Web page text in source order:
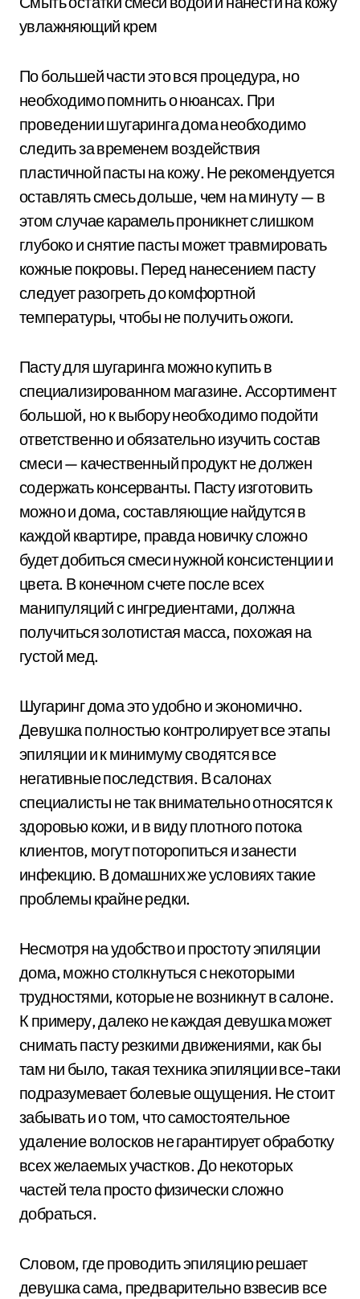
увлажняющий крем
По большей части это вся процедура, но
необходимо помнить о нюансах. При
проведении шугаринга дома необходимо
следить за временем воздействия
пластичной пасты на кожу. Не рекомендуется
оставлять смесь дольше, чем на минуту — в
этом случае карамель проникнет слишком
глубоко и снятие пасты может травмировать
кожные покровы. Перед нанесением пасту
следует разогреть до комфортной
температуры, чтобы не получить ожоги.
Пасту для шугаринга можно купить в
специализированном магазине. Ассортимент
большой, но к выбору необходимо подойти
ответственно и обязательно изучить состав
смеси — качественный продукт не должен
содержать консерванты. Пасту изготовить
можно и дома, составляющие найдутся в
каждой квартире, правда новичку сложно
будет добиться смеси нужной консистенции и
цвета. В конечном счете после всех
манипуляций с ингредиентами, должна
получиться золотистая масса, похожая на
густой мед.
Шугаринг дома это удобно и экономично.
Девушка полностью контролирует все этапы
эпиляции и к минимуму сводятся все
негативные последствия. В салонах
специалисты не так внимательно относятся к
здоровью кожи, и в виду плотного потока
клиентов, могут поторопиться и занести
инфекцию. В домашних же условиях такие
проблемы крайне редки.
Несмотря на удобство и простоту эпиляции
дома, можно столкнуться с некоторыми
трудностями, которые не возникнут в салоне.
К примеру, далеко не каждая девушка может
снимать пасту резкими движениями, как бы
там ни было, такая техника эпиляции все-таки
подразумевает болевые ощущения. Не стоит
забывать и о том, что самостоятельное
удаление волосков не гарантирует обработку
всех желаемых участков. До некоторых
частей тела просто физически сложно
добраться.
Словом, где проводить эпиляцию решает
девушка сама, предварительно взвесив все